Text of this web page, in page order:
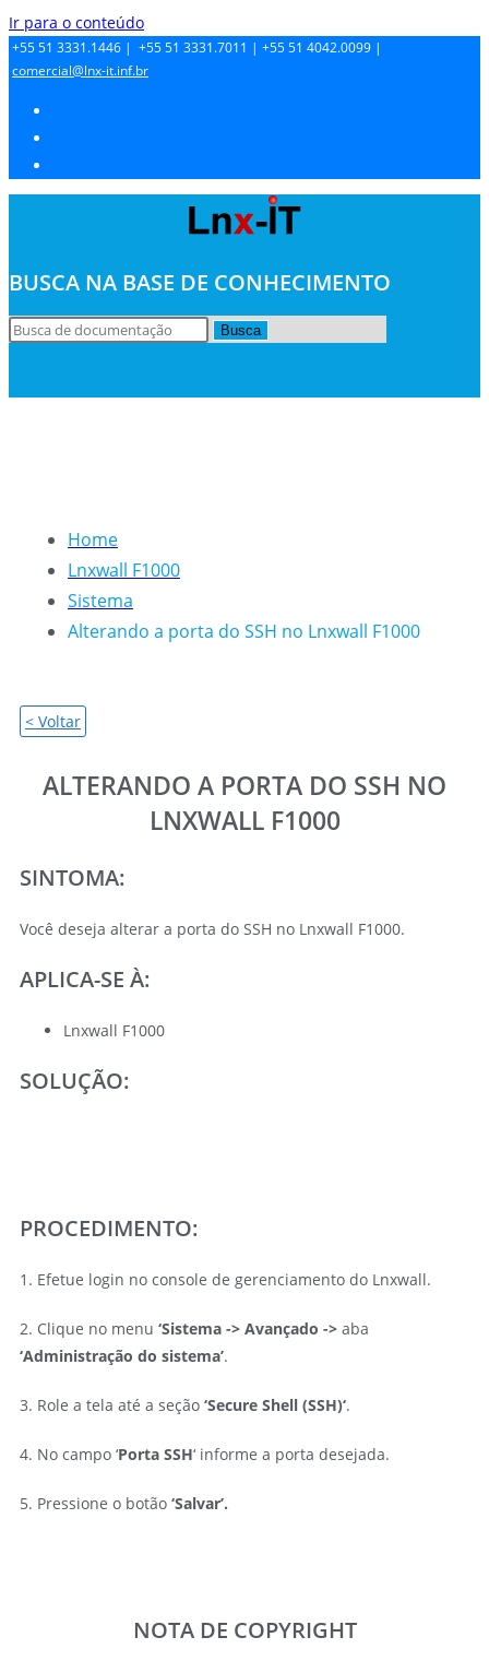
Ir para o conteúdo
+55 51 3331.1446 | +55 51 3331.7011 | +55 51 4042.0099 |
comercial@lnx-it.inf.br
BUSCA NA BASE DE CONHECIMENTO
Busca
Home
Lnxwall F1000
Sistema
Alterando a porta do SSH no Lnxwall F1000
< Voltar
ALTERANDO A PORTA DO SSH NO
LNXWALL F1000
SINTOMA:
Você deseja alterar a porta do SSH no Lnxwall F1000.
APLICA-SE À:
Lnxwall F1000
SOLUÇÃO:
PROCEDIMENTO:
1. Efetue login no console de gerenciamento do Lnxwall.
2. Clique no menu ‘Sistema -> Avançado -> aba
‘Administração do sistema’.
3. Role a tela até a seção ‘Secure Shell (SSH)‘.
4. No campo ‘Porta SSH‘ informe a porta desejada.
5. Pressione o botão ‘Salvar’.
NOTA DE COPYRIGHT